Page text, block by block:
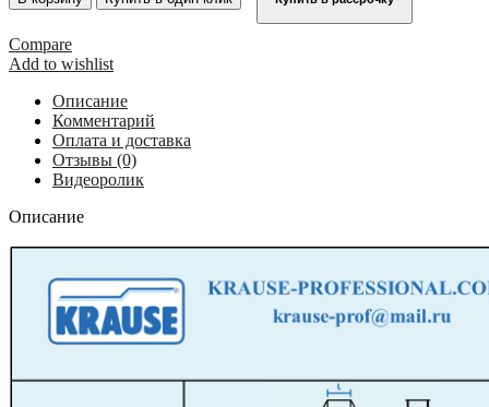
платформой
2х9
,
ширина
800
мм,
угол
наклона
KRAUSE
Compare
Add to wishlist
Описание
Комментарий
Оплата и доставка
Отзывы (0)
Видеоролик
Описание